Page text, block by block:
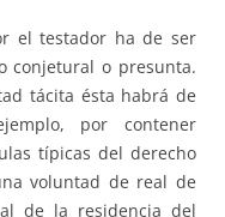
el testador ha de ser
conjetural o presunta.
tácita ésta habrá de
por contener
típicas del derecho
voluntad de real de
de la residencia del